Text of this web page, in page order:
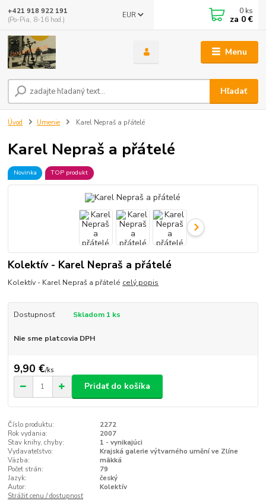
Menu
EUR
Hľadať
+421 918 922 191
(Po-Pia, 8-16 hod.)
0 ks
za 0 €
Úvod Umenie Karel Nepraš a přátelé
Karel Nepraš a přátelé
Novinka TOP produkt
Kolektív - Karel Nepraš a přátelé
Kolektív - Karel Nepraš a přátelé celý popis
Dostupnosť Skladom 1 ks
Nie sme platcovia DPH
9,90 €/ks
Pridať do košíka
Číslo produktu:
2272
Rok vydania:
2007
Stav knihy, chyby:
1 - vynikajúci
Vydavateľstvo:
Krajská galerie výtvarného umění ve Zlíne
Väzba:
mäkká
Počet strán:
79
Jazyk:
český
Autor:
Kolektív
Strážiť cenu / dostupnosť